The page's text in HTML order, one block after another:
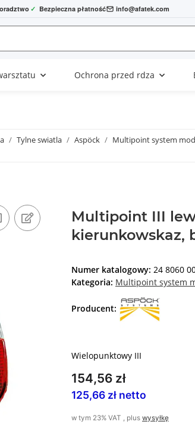
✓ Bezpieczna płatność info@afatek.com
Ochrona przed rdza
Tylne swiatla Aspöck
Multipoint system
Multipoint III
kierunkowskaz,
Numer katalogowy: 24 8060
Kategoria: Multipoint system
Producent:
Wielopunktowy III
154,56 zł
125,66 zł netto
w tym 23% VAT , plus wysyłkę